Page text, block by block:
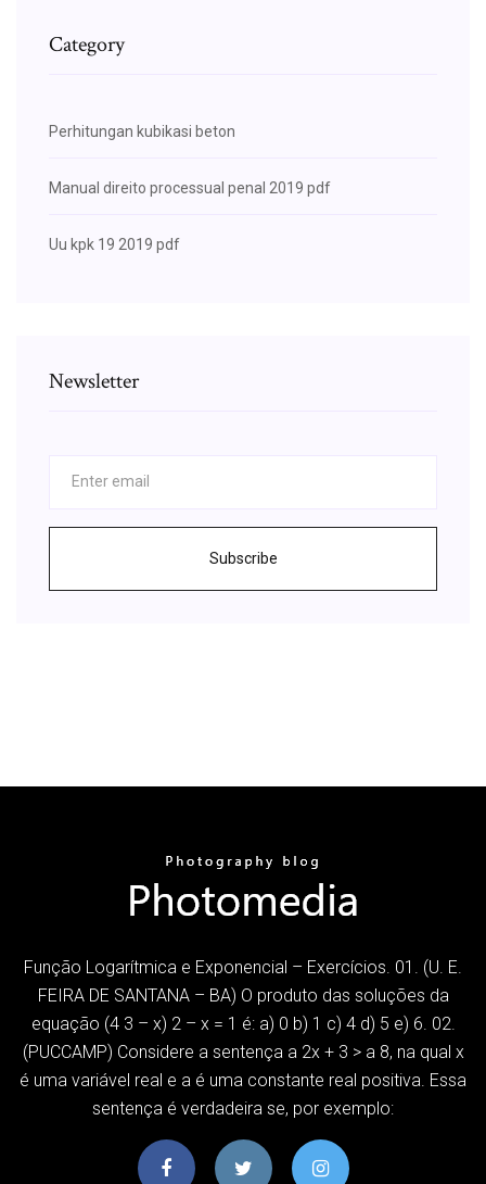
Category
Perhitungan kubikasi beton
Manual direito processual penal 2019 pdf
Uu kpk 19 2019 pdf
Newsletter
Subscribe
Função Logarítmica e Exponencial – Exercícios. 01. (U. E.
FEIRA DE SANTANA – BA) O produto das soluções da
equação (4 3 – x) 2 – x = 1 é: a) 0 b) 1 c) 4 d) 5 e) 6. 02.
(PUCCAMP) Considere a sentença a 2x + 3 > a 8, na qual x
é uma variável real e a é uma constante real positiva. Essa
sentença é verdadeira se, por exemplo: